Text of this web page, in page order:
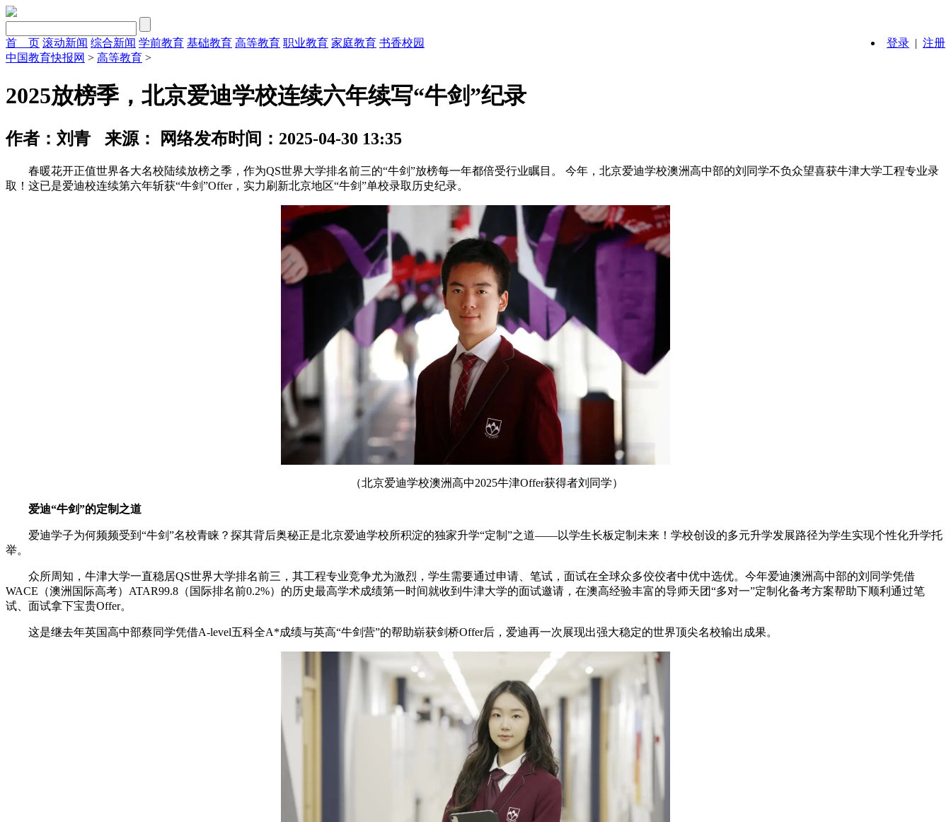
登录 | 注册
首 页 滚动新闻 综合新闻 学前教育 基础教育 高等教育 职业教育 家庭教育 书香校园
中国教育快报网 > 高等教育 >
2025放榜季，北京爱迪学校连续六年续写“牛剑”纪录
发布时间：2025-04-30 13:35
作者：刘青 来源： 网络
春暖花开正值世界各大名校陆续放榜之季，作为QS世界大学排名前三的“牛剑”放榜每一年都倍受行业瞩目。 今年，北京爱迪学校澳洲高中部的刘同学不负众望喜获牛津大学工程专业录
取！这已是爱迪校连续第六年斩获“牛剑”Offer，实力刷新北京地区“牛剑”单校录取历史纪录。
（北京爱迪学校澳洲高中2025牛津Offer获得者刘同学）
爱迪“牛剑”的定制之道
爱迪学子为何频频受到“牛剑”名校青睐？探其背后奥秘正是北京爱迪学校所积淀的独家升学“定制”之道——以学生长板定制未来！学校创设的多元升学发展路径为学生实现个性化升学托
举。
众所周知，牛津大学一直稳居QS世界大学排名前三，其工程专业竞争尤为激烈，学生需要通过申请、笔试，面试在全球众多佼佼者中优中选优。今年爱迪澳洲高中部的刘同学凭借
WACE（澳洲国际高考）ATAR99.8（国际排名前0.2%）的历史最高学术成绩第一时间就收到牛津大学的面试邀请，在澳高经验丰富的导师天团“多对一”定制化备考方案帮助下顺利通过笔
试、面试拿下宝贵Offer。
这是继去年英国高中部蔡同学凭借A-level五科全A*成绩与英高“牛剑营”的帮助崭获剑桥Offer后，爱迪再一次展现出强大稳定的世界顶尖名校输出成果。